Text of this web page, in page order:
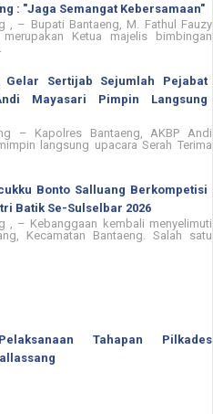
: "Jaga Semangat Kebersamaan"
, – Bupati Bantaeng, M. Fathul Fauzy
Ketua majelis bimbingan
Gelar Sertijab Sejumlah Pejabat
Mayasari Pimpin Langsung
– Kapolres Bantaeng, AKBP Andi
langsung upacara Serah Terima
Bonto Salluang Berkompetisi
Batik Se-Sulselbar 2026
, – Kebanggaan kembali menyelimuti
Kecamatan Bantaeng. Salah satu
Tahapan Pilkades